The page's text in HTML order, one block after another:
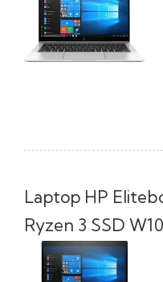
Laptop HP
Ryzen 3 SSD